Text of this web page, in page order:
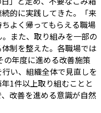
的に実践してきた。「来
よく帰ってもらえる職場
また、取り組みを一部の
制を整えた。各職場では
年度に進める改善施策
い、組織全体で見直しを
1件以上取り組むことと
改善を進める意識が自然